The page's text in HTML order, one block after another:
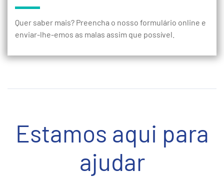
Quer saber mais? Preencha o nosso formulário online e
enviar-lhe-emos as malas assim que possível.
Estamos aqui para
ajudar